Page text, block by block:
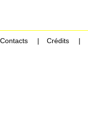
Contacts Crédits